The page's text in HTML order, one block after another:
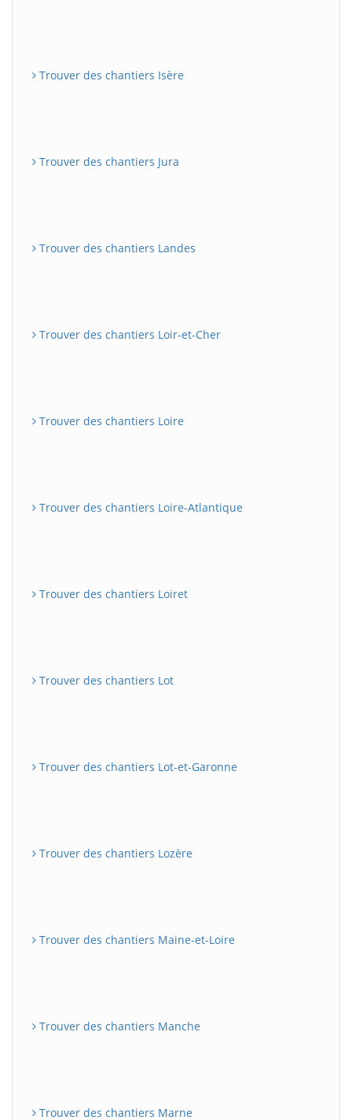
Trouver des chantiers Isère
Trouver des chantiers Jura
Trouver des chantiers Landes
Trouver des chantiers Loir-et-Cher
Trouver des chantiers Loire
Trouver des chantiers Loire-Atlantique
Trouver des chantiers Loiret
Trouver des chantiers Lot
Trouver des chantiers Lot-et-Garonne
Trouver des chantiers Lozère
Trouver des chantiers Maine-et-Loire
Trouver des chantiers Manche
Trouver des chantiers Marne